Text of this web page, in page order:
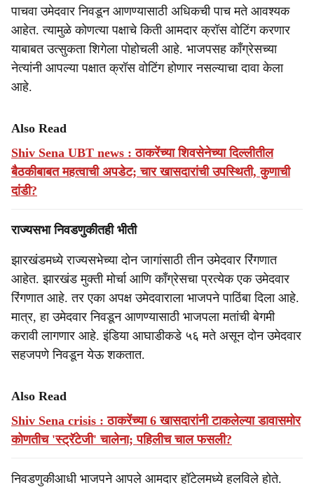
पाचवा उमेदवार निवडून आणण्यासाठी अधिकची पाच मते आवश्यक
आहेत. त्यामुळे कोणत्या पक्षाचे किती आमदार क्रॉस वोटिंग करणार
याबाबत उत्सुकता शिगेला पोहोचली आहे. भाजपसह काँग्रेसच्या
नेत्यांनी आपल्या पक्षात क्रॉस वोटिंग होणार नसल्याचा दावा केला
आहे.
Also Read
Shiv Sena UBT news : ठाकरेंच्या शिवसेनेच्या दिल्लीतील
बैठकीबाबत महत्वाची अपडेट; चार खासदारांची उपस्थिती, कुणाची
दांडी?
राज्यसभा निवडणुकीतही भीती
झारखंडमध्ये राज्यसभेच्या दोन जागांसाठी तीन उमेदवार रिंगणात
आहेत. झारखंड मुक्ती मोर्चा आणि काँग्रेसचा प्रत्येक एक उमेदवार
रिंगणात आहे. तर एका अपक्ष उमेदवाराला भाजपने पाठिंबा दिला आहे.
मात्र, हा उमेदवार निवडून आणण्यासाठी भाजपला मतांची बेगमी
करावी लागणार आहे. इंडिया आघाडीकडे ५६ मते असून दोन उमेदवार
सहजपणे निवडून येऊ शकतात.
Also Read
Shiv Sena crisis : ठाकरेंच्या 6 खासदारांनी टाकलेल्या डावासमोर
कोणतीच 'स्ट्रॅटेजी' चालेना; पहिलीच चाल फसली?
निवडणुकीआधी भाजपने आपले आमदार हॉटेलमध्ये हलविले होते.